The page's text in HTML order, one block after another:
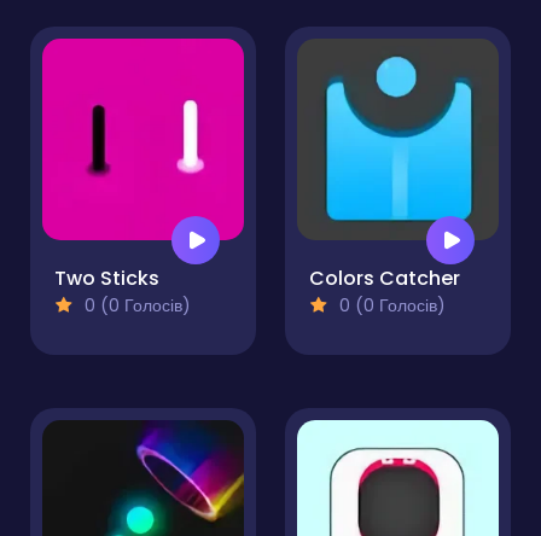
Two Sticks
0 (0 Голосів)
Colors Catcher
0 (0 Голосів)